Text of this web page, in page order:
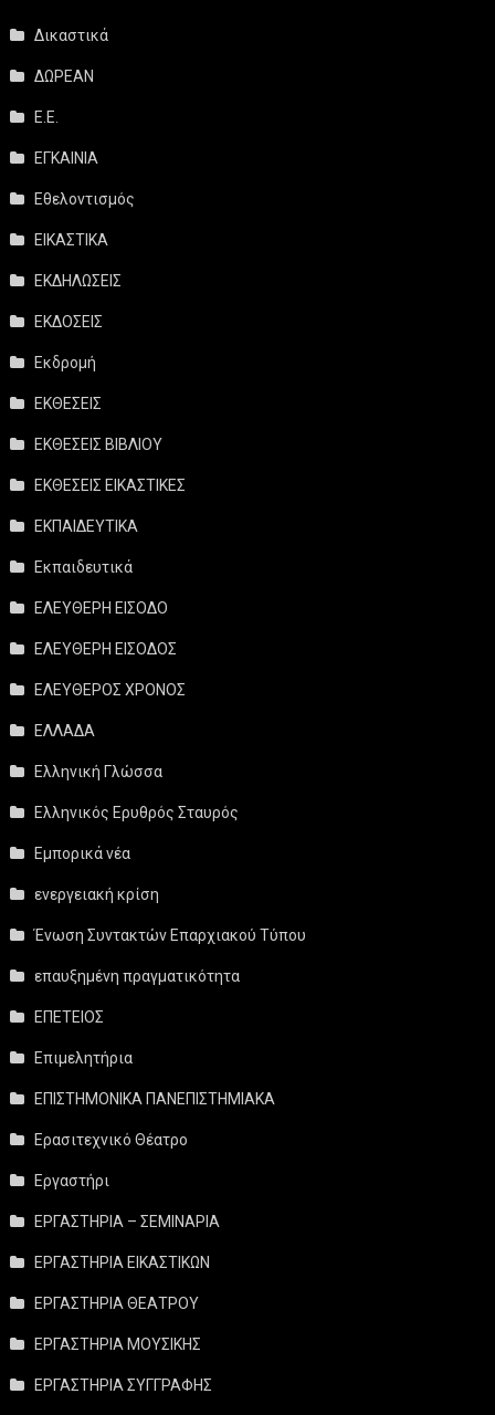
Δικαστικά
ΔΩΡΕΑΝ
Ε.Ε.
ΕΓΚΑΙΝΙΑ
Εθελοντισμός
ΕΙΚΑΣΤΙΚΑ
ΕΚΔΗΛΩΣΕΙΣ
ΕΚΔΟΣΕΙΣ
Εκδρομή
ΕΚΘΕΣΕΙΣ
ΕΚΘΕΣΕΙΣ ΒΙΒΛΙΟΥ
ΕΚΘΕΣΕΙΣ ΕΙΚΑΣΤΙΚΕΣ
ΕΚΠΑΙΔΕΥΤΙΚΑ
Εκπαιδευτικά
ΕΛΕΥΘΕΡΗ ΕΙΣΟΔΟ
ΕΛΕΥΘΕΡΗ ΕΙΣΟΔΟΣ
ΕΛΕΥΘΕΡΟΣ ΧΡΟΝΟΣ
ΕΛΛΑΔΑ
Ελληνική Γλώσσα
Ελληνικός Ερυθρός Σταυρός
Εμπορικά νέα
ενεργειακή κρίση
Ένωση Συντακτών Επαρχιακού Τύπου
επαυξημένη πραγματικότητα
ΕΠΕΤΕΙΟΣ
Επιμελητήρια
ΕΠΙΣΤΗΜΟΝΙΚΑ ΠΑΝΕΠΙΣΤΗΜΙΑΚΑ
Ερασιτεχνικό Θέατρο
Εργαστήρι
ΕΡΓΑΣΤΗΡΙΑ – ΣΕΜΙΝΑΡΙΑ
ΕΡΓΑΣΤΗΡΙΑ ΕΙΚΑΣΤΙΚΩΝ
ΕΡΓΑΣΤΗΡΙΑ ΘΕΑΤΡΟΥ
ΕΡΓΑΣΤΗΡΙΑ ΜΟΥΣΙΚΗΣ
ΕΡΓΑΣΤΗΡΙΑ ΣΥΓΓΡΑΦΗΣ